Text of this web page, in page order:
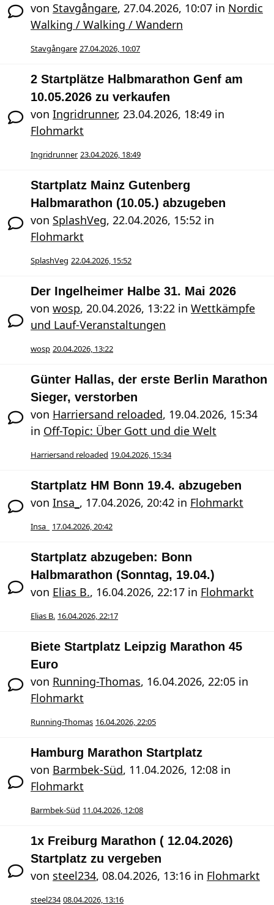
von Stavgångare, 27.04.2026, 10:07 in Nordic
Walking / Walking / Wandern
Stavgångare 27.04.2026, 10:07
2 Startplätze Halbmarathon Genf am
10.05.2026 zu verkaufen
von Ingridrunner, 23.04.2026, 18:49 in
Flohmarkt
Ingridrunner 23.04.2026, 18:49
Startplatz Mainz Gutenberg
Halbmarathon (10.05.) abzugeben
von SplashVeg, 22.04.2026, 15:52 in
Flohmarkt
SplashVeg 22.04.2026, 15:52
Der Ingelheimer Halbe 31. Mai 2026
von wosp, 20.04.2026, 13:22 in Wettkämpfe
und Lauf-Veranstaltungen
wosp 20.04.2026, 13:22
Günter Hallas, der erste Berlin Marathon
Sieger, verstorben
von Harriersand reloaded, 19.04.2026, 15:34
in Off-Topic: Über Gott und die Welt
Harriersand reloaded 19.04.2026, 15:34
Startplatz HM Bonn 19.4. abzugeben
von Insa_ , 17.04.2026, 20:42 in Flohmarkt
Insa_ 17.04.2026, 20:42
Startplatz abzugeben: Bonn
Halbmarathon (Sonntag, 19.04.)
von Elias B., 16.04.2026, 22:17 in Flohmarkt
Elias B. 16.04.2026, 22:17
Biete Startplatz Leipzig Marathon 45
Euro
von Running-Thomas, 16.04.2026, 22:05 in
Flohmarkt
Running-Thomas 16.04.2026, 22:05
Hamburg Marathon Startplatz
von Barmbek-Süd, 11.04.2026, 12:08 in
Flohmarkt
Barmbek-Süd 11.04.2026, 12:08
1x Freiburg Marathon ( 12.04.2026)
Startplatz zu vergeben
von steel234, 08.04.2026, 13:16 in Flohmarkt
steel234 08.04.2026, 13:16